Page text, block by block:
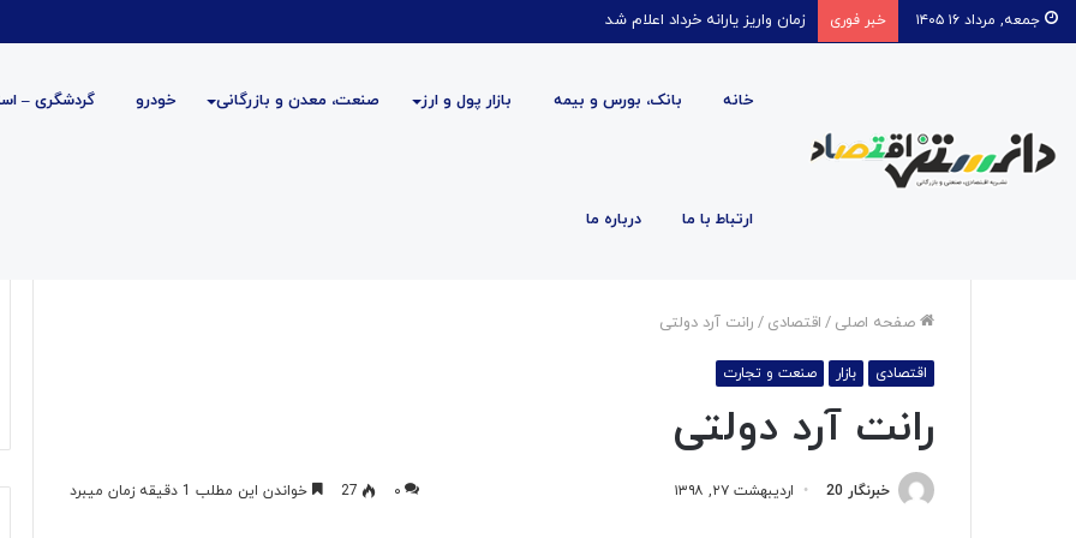
جمعه, مرداد ۱۶ ۱۴۰۵ خبر فوری زمان واریز یارانه خرداد اعلام شد
خانه بانک، بورس و بیمه بازار پول و ارز صنعت، معدن و بازرگانی خودرو گردشگری –
ارتباط با ما درباره ما
صفحه اصلی / اقتصادی / رانت آرد دولتی
اقتصادی بازار صنعت و تجارت
رانت آرد دولتی
خبرنگار 20 اردیبهشت ۲۷, ۱۳۹۸ ۰ 27 خواندن این مطلب 1 دقیقه زمان میبرد